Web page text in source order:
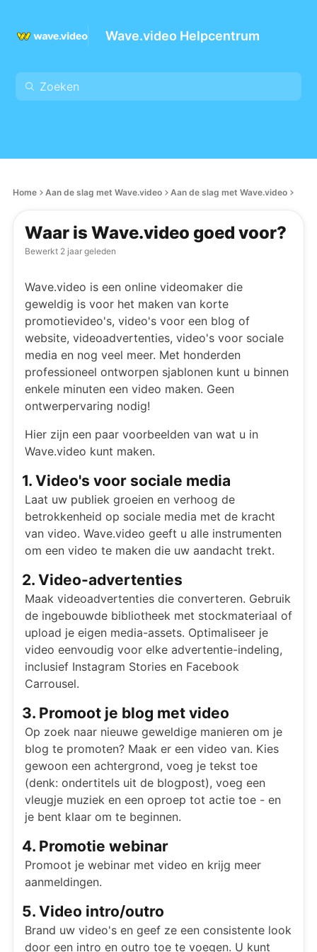
Wave.video Helpcentrum
Home Aan de slag met Wave.video Aan de slag met Wave.video
Waar is Wave.video goed voor?
Bewerkt 2 jaar geleden
Wave.video is een online videomaker die
geweldig is voor het maken van korte
promotievideo's, video's voor een blog of
website, videoadvertenties, video's voor sociale
media en nog veel meer. Met honderden
professioneel ontworpen sjablonen kunt u binnen
enkele minuten een video maken. Geen
ontwerpervaring nodig!
Hier zijn een paar voorbeelden van wat u in
Wave.video kunt maken.
1. Video's voor sociale media
Laat uw publiek groeien en verhoog de
betrokkenheid op sociale media met de kracht
van video. Wave.video geeft u alle instrumenten
om een video te maken die uw aandacht trekt.
2. Video-advertenties
Maak videoadvertenties die converteren. Gebruik
de ingebouwde bibliotheek met stockmateriaal of
upload je eigen media-assets. Optimaliseer je
video eenvoudig voor elke advertentie-indeling,
inclusief Instagram Stories en Facebook
Carrousel.
3. Promoot je blog met video
Op zoek naar nieuwe geweldige manieren om je
blog te promoten? Maak er een video van. Kies
gewoon een achtergrond, voeg je tekst toe
(denk: ondertitels uit de blogpost), voeg een
vleugje muziek en een oproep tot actie toe - en
je bent klaar om te beginnen.
4. Promotie webinar
Promoot je webinar met video en krijg meer
aanmeldingen.
5. Video intro/outro
Brand uw video's en geef ze een consistente look
door een intro en outro toe te voegen. U kunt